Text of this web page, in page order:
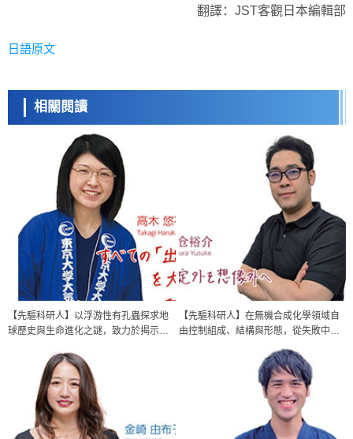
翻譯：JST客觀日本編輯部
日語原文
相關閱讀
【先驅科研人】以浮游性有孔蟲探求地
球歷史與生命進化之謎，致力於揭示光
【先驅科研人】在無機合成化學領域自
由控制組成、結構與形態，從失敗中摸